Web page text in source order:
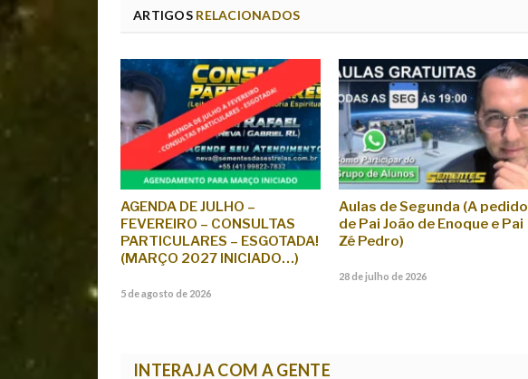
ARTIGOSRELACIONADOS
AGENDA DE JULHO –
FEVEREIRO – CONSULTAS
PARTICULARES – ESGOTADA!
(MARÇO 2027 INICIADO…)
5 de agosto de 2026
Aulas de Segunda (A pedido
de Pai João de Enoque e Pai
Zé Pedro)
28 de julho de 2026
INTERAJA COM A GENTE